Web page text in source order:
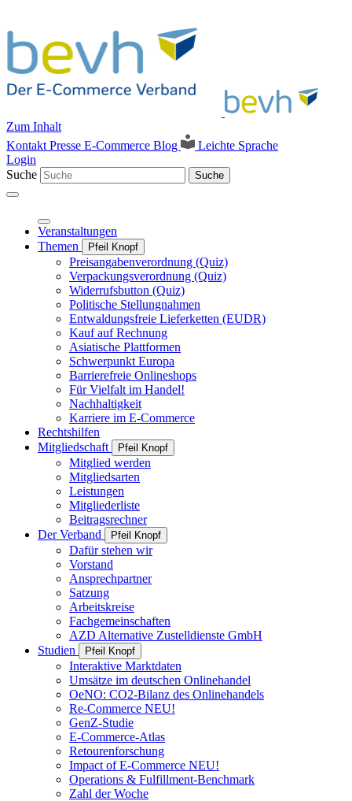
Zum Inhalt
Kontakt Presse E-Commerce Blog
Leichte Sprache
Login
Suche
Suche
Veranstaltungen
Themen
Pfeil Knopf
Preisangabenverordnung (Quiz)
Verpackungsverordnung (Quiz)
Widerrufsbutton (Quiz)
Politische Stellungnahmen
Entwaldungsfreie Lieferketten (EUDR)
Kauf auf Rechnung
Asiatische Plattformen
Schwerpunkt Europa
Barrierefreie Onlineshops
Für Vielfalt im Handel!
Nachhaltigkeit
Karriere im E-Commerce
Rechtshilfen
Mitgliedschaft
Pfeil Knopf
Mitglied werden
Mitgliedsarten
Leistungen
Mitgliederliste
Beitragsrechner
Der Verband
Pfeil Knopf
Dafür stehen wir
Vorstand
Ansprechpartner
Satzung
Arbeitskreise
Fachgemeinschaften
AZD Alternative Zustelldienste GmbH
Studien
Pfeil Knopf
Interaktive Marktdaten
Umsätze im deutschen Onlinehandel
OeNO: CO2-Bilanz des Onlinehandels
Re-Commerce NEU!
GenZ-Studie
E-Commerce-Atlas
Retourenforschung
Impact of E-Commerce NEU!
Operations & Fulfillment-Benchmark
Zahl der Woche